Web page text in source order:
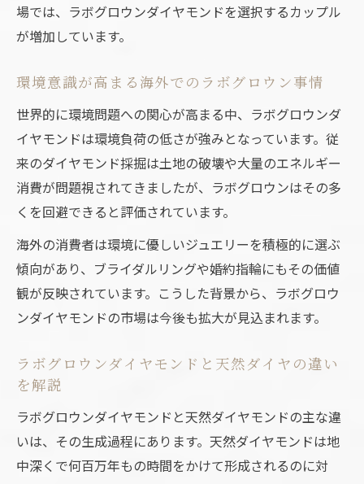
天然と異なるラボグロウンダイヤモンドの
美しさ
ド
ラボグロウンダイヤモンドの個性ある輝き
を体感
人工ダイヤとラボグロウンの違いを比較し
よう
海外トレンドから見る日本の指輪選びの変化
海外トレンドが影響する日本のラボグロウ
ン事情
ラボグロウンダイヤモンド日本での普及と
認知
海外の最新動向と日本のブライダルリング
ばれる理由
近年における海外のブランドは『論理的
場では、ラボグロウンダイヤモンドを選択するカップル
が増加しています。
環境意識が高まる海外でのラボグロウン事情
世界的に環境問題への関心が高まる中、ラボグロウンダ
イヤモンドは環境負荷の低さが強みとなっています。従
来のダイヤモンド採掘は土地の破壊や大量のエネルギー
消費が問題視されてきましたが、ラボグロウンはその多
くを回避できると評価されています。
海外の消費者は環境に優しいジュエリーを積極的に選ぶ
傾向があり、ブライダルリングや婚約指輪にもその価値
観が反映されています。こうした背景から、ラボグロウ
ンダイヤモンドの市場は今後も拡大が見込まれます。
ラボグロウンダイヤモンドと天然ダイヤの違い
を解説
ラボグロウンダイヤモンドと天然ダイヤモンドの主な違
いは、その生成過程にあります。天然ダイヤモンドは地
中深くで何百万年もの時間をかけて形成されるのに対